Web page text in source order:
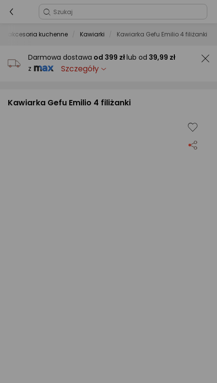
i akcesoria kuchenne Kawiarki Kawiarka Gefu Emilio 4 filiżanki
Darmowa dostawa od 399 złlub od 39,99 zł
z
Szczegóły
Kawiarka Gefu Emilio 4 filiżanki